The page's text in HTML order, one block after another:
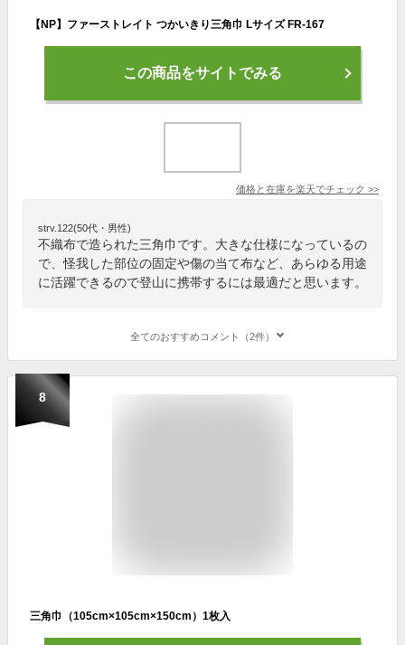
【NP】ファーストレイト つかいきり三角巾 Lサイズ FR-167
この商品をサイトでみる
価格と在庫を楽天でチェック >>
strv.122(50代・男性)
不織布で造られた三角巾です。大きな仕様になっているの
で、怪我した部位の固定や傷の当て布など、あらゆる用途
に活躍できるので登山に携帯するには最適だと思います。
全てのおすすめコメント（2件）
8
三角巾（105cm×105cm×150cm）1枚入